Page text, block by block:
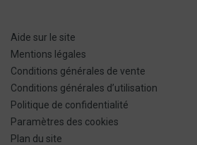
Aide sur le site
Mentions légales
Conditions générales de vente
Conditions générales d’utilisation
Politique de confidentialité
Paramètres des cookies
Plan du site